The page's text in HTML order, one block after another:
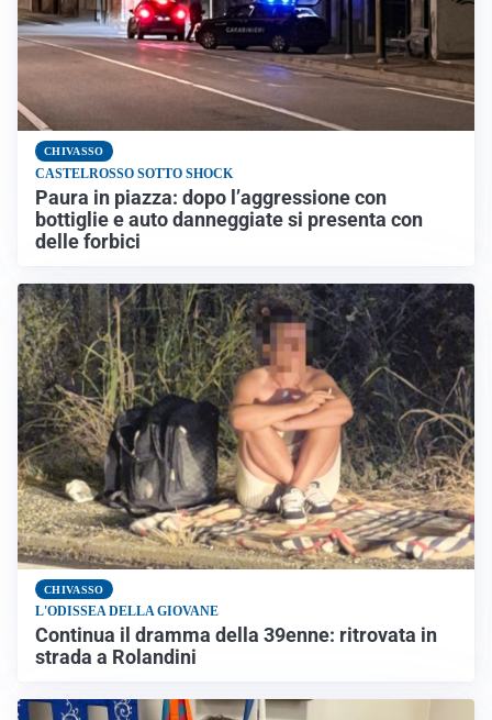
CHIVASSO
CASTELROSSO SOTTO SHOCK
Paura in piazza: dopo l’aggressione con
bottiglie e auto danneggiate si presenta con
delle forbici
CHIVASSO
L'ODISSEA DELLA GIOVANE
Continua il dramma della 39enne: ritrovata in
strada a Rolandini